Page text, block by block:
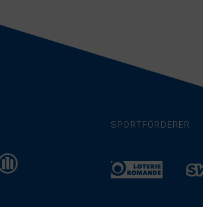
SPORTFÖRDERER